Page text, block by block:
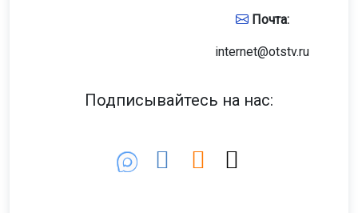
Почта:
internet@otstv.ru
Подписывайтесь на нас: